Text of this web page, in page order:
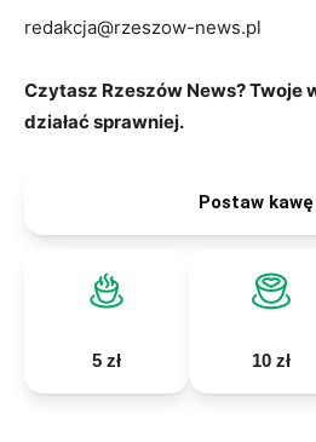
redakcja@rzeszow-news.pl
Czytasz Rzeszów News? Twoje
działać sprawniej.
Postaw kawę
5 zł 10 zł